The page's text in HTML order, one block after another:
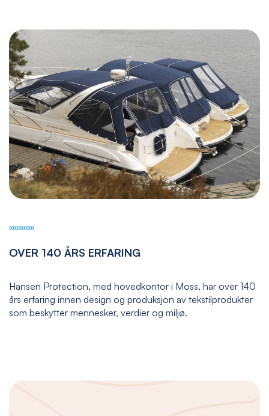
OVER 140 ÅRS ERFARING
Hansen Protection, med hovedkontor i Moss, har over 140
års erfaring innen design og produksjon av tekstilprodukter
som beskytter mennesker, verdier og miljø.